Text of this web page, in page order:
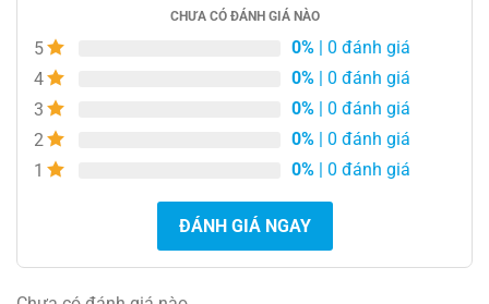
CHƯA CÓ ĐÁNH GIÁ NÀO
5 0% | 0 đánh giá
4
0% | 0 đánh giá
3
0% | 0 đánh giá
2
0% | 0 đánh giá
1
0% | 0 đánh giá
ĐÁNH GIÁ NGAY